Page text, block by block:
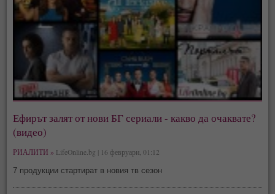
Ефирът залят от нови БГ сериали - какво да очаквате?
(видео)
РИАЛИТИ » LifeOnline.bg | 16 февруари, 01:12
7 продукции стартират в новия тв сезон